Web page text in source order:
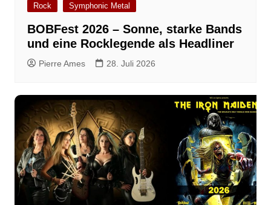
Rock
Symphonic Metal
BOBFest 2026 – Sonne, starke Bands
und eine Rocklegende als Headliner
Pierre Ames 28. Juli 2026